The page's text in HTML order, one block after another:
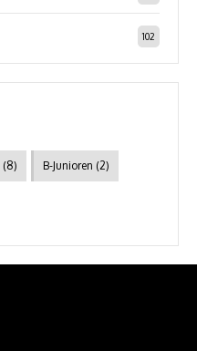
102
(8) B-Junioren (2)